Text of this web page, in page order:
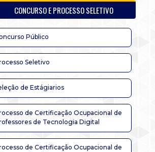
CONCURSO E PROCESSO SELETIVO
Público
Seletivo
de Estágiarios
de Certificação Ocupacional de
de Tecnologia Digital
de Certificação Ocupacional de